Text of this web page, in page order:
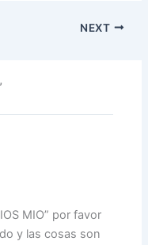
ar
NEXT
MIO” por favor
y las cosas son